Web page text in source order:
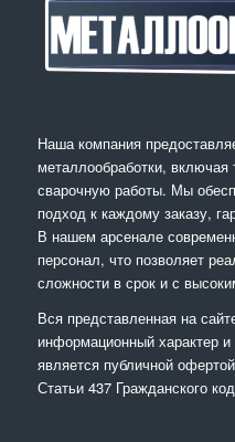
Наша компания
металлообработки,
сварочную работы. Мы
подход к каждому заказу,
В нашем арсенале
персонал, что позволяет
сложности в срок и с
Вся представленная на
информационный характер
является публичной
Статьи 437 Гражданского